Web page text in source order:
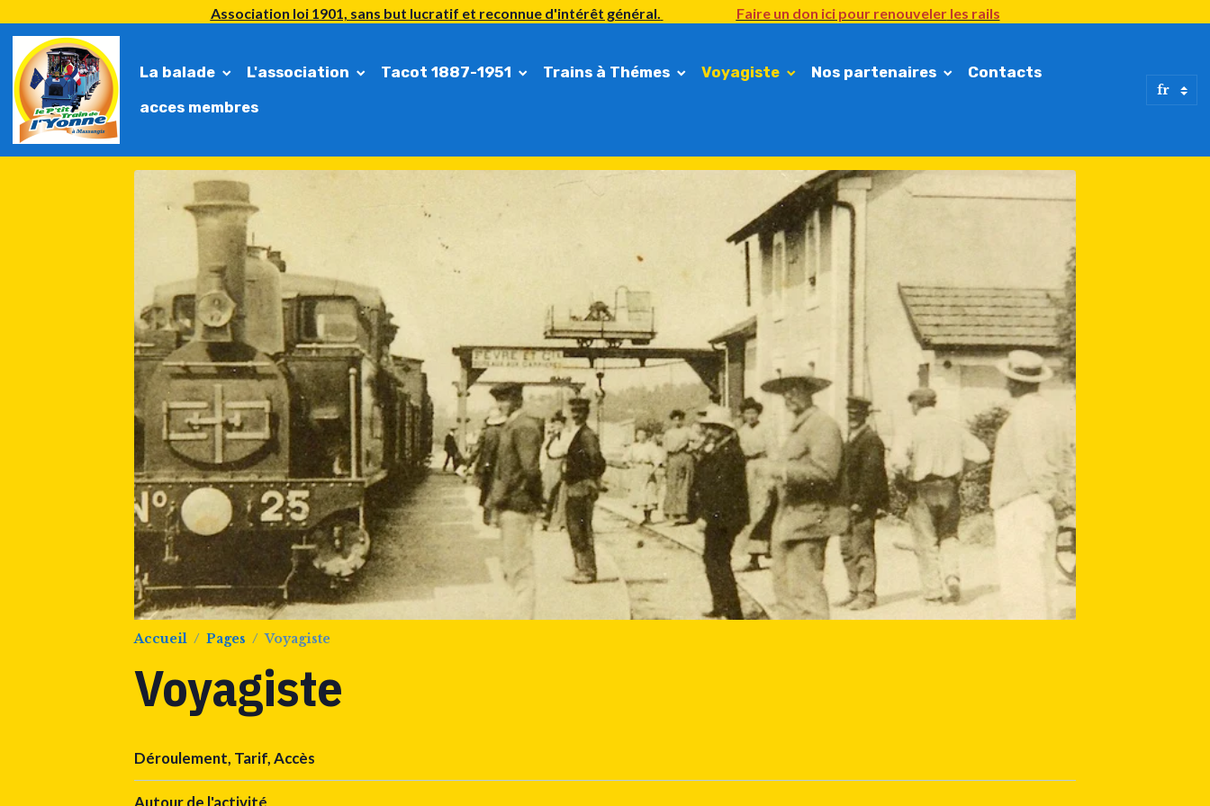
Association loi 1901, sans but lucratif et reconnue d'intérêt général. Faire un don icipour renouvelerles rails
La balade L'association Tacot 1887-1951 Trains à Thémes Voyagiste Nos partenaires
Contacts
acces membres
Accueil Pages Voyagiste
Voyagiste
Déroulement, Tarif, Accès
Autour de l'activité